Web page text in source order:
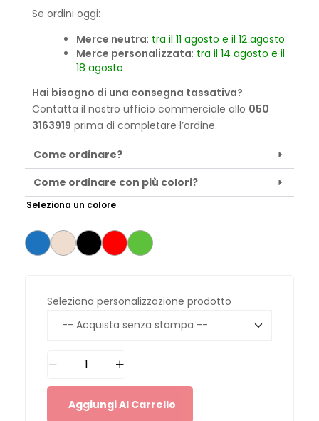
Se ordini oggi:
Merce neutra: tra il 11 agosto e il 12 agosto
Merce personalizzata: tra il 14 agosto e il
18 agosto
Hai bisogno di una consegna tassativa?
Contatta il nostro ufficio commerciale allo 050
3163919 prima di completare l’ordine.
Come ordinare?
Come ordinare con più colori?
Seleziona un colore
Seleziona personalizzazione prodotto
Aggiungi Al Carrello